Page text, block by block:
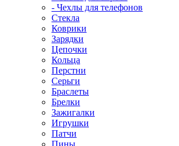
- Чехлы для телефонов
Стекла
Коврики
Зарядки
Цепочки
Кольца
Перстни
Серьги
Браслеты
Брелки
Зажигалки
Игрушки
Патчи
Пины